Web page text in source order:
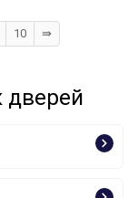
10 ⇛
дверей